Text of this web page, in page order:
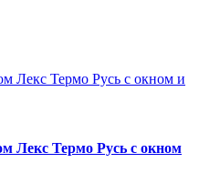
Лекс Термо Русь с окном